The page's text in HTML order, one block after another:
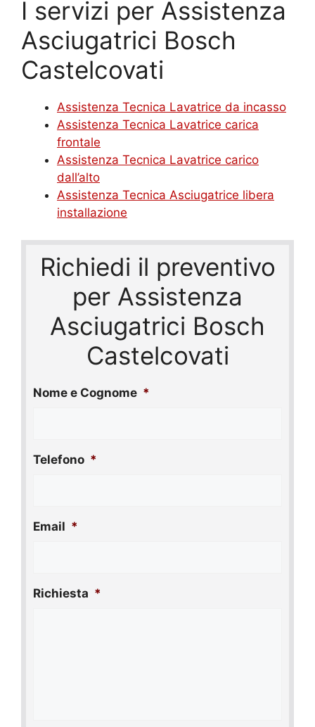
I servizi per Assistenza
Asciugatrici Bosch
Castelcovati
Assistenza Tecnica Lavatrice da incasso
Assistenza Tecnica Lavatrice carica
frontale
Assistenza Tecnica Lavatrice carico
dall’alto
Assistenza Tecnica Asciugatrice libera
installazione
Richiedi il preventivo
per Assistenza
Asciugatrici Bosch
Castelcovati
Nome e Cognome *
Telefono *
Email *
Richiesta *